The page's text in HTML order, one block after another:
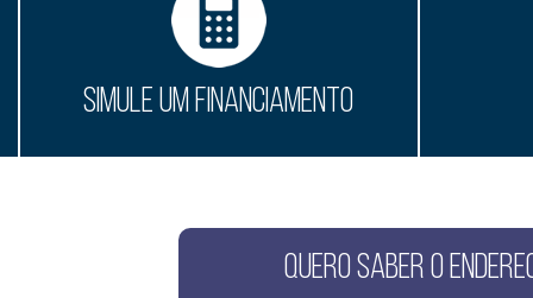
SIMULE UM FINANCIAMENTO
QUERO SABER O